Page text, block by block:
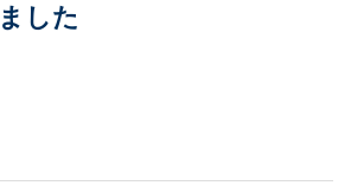
した